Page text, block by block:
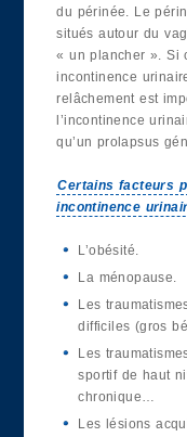
du périnée. Le
situés autour du
« un plancher ». Si
incontinence
relâchement est
l’incontinence
qu’un prolapsus
Certains facteurs
incontinence
L’obésité.
La ménopause.
Les
difficiles (gros
Les
sportif de haut
chronique…
Les lésions